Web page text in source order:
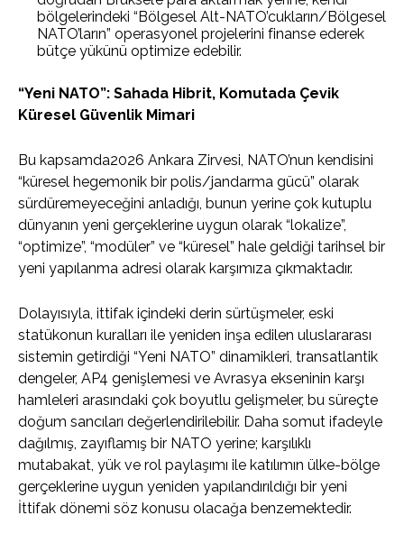
bölgelerindeki “Bölgesel Alt-NATO’cukların/Bölgesel
NATO’ların” operasyonel projelerini finanse ederek
bütçe yükünü optimize edebilir.
“Yeni NATO”: Sahada Hibrit, Komutada Çevik
Küresel Güvenlik Mimari
Bu kapsamda2026 Ankara Zirvesi, NATO’nun kendisini
“küresel hegemonik bir polis/jandarma gücü” olarak
sürdüremeyeceğini anladığı, bunun yerine çok kutuplu
dünyanın yeni gerçeklerine uygun olarak “lokalize”,
“optimize”, “modüler” ve “küresel” hale geldiği tarihsel bir
yeni yapılanma adresi olarak karşımıza çıkmaktadır.
Dolayısıyla, ittifak içindeki derin sürtüşmeler, eski
statükonun kuralları ile yeniden inşa edilen uluslararası
sistemin getirdiği “Yeni NATO” dinamikleri, transatlantik
dengeler, AP4 genişlemesi ve Avrasya ekseninin karşı
hamleleri arasındaki çok boyutlu gelişmeler, bu süreçte
doğum sancıları değerlendirilebilir. Daha somut ifadeyle
dağılmış, zayıflamış bir NATO yerine; karşılıklı
mutabakat, yük ve rol paylaşımı ile katılımın ülke-bölge
gerçeklerine uygun yeniden yapılandırıldığı bir yeni
İttifak dönemi söz konusu olacağa benzemektedir.